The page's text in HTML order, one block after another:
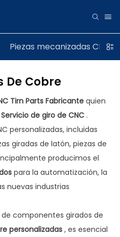
Piezas mecanizadas CNC
De Cobre
Tirn Parts Fabricante quien
Servicio de giro de CNC .
personalizadas, incluidas
giradas de latón, piezas de
producimos el
para la automatización, la
nuevas industrias
componentes girados de
personalizadas , es esencial